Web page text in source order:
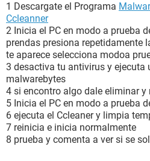
1 Descargate el Programa
Ccleanner
2 Inicia el PC en modo a prueba
prendas presiona repetidamente
te aparece selecciona modoa
3 desactiva tu antivirus y ejecuta
malwarebytes
4 si encontro algo dale eliminar y
5 Inicia el PC en modo a prueba
6 ejecuta el Ccleaner y limpia
7 reinicia e inicia normalmente
8 prueba y comenta a ver si se